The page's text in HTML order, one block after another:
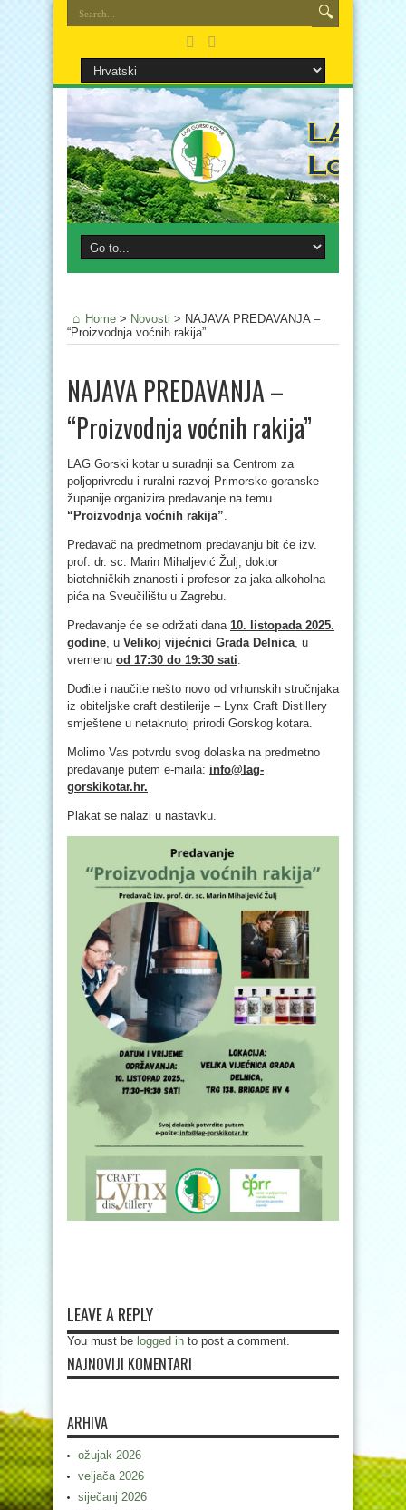
Home > Novosti > NAJAVA PREDAVANJA –
“Proizvodnja voćnih rakija”
NAJAVA PREDAVANJA –
“Proizvodnja voćnih rakija”
LAG Gorski kotar u suradnji sa Centrom za
poljoprivredu i ruralni razvoj Primorsko-goranske
županije organizira predavanje na temu
“Proizvodnja voćnih rakija”.
Predavač na predmetnom predavanju bit će izv.
prof. dr. sc. Marin Mihaljević Žulj, doktor
biotehničkih znanosti i profesor za jaka alkoholna
pića na Sveučilištu u Zagrebu.
Predavanje će se održati dana 10. listopada 2025.
godine, u Velikoj vijećnici Grada Delnica, u
vremenu od 17:30 do 19:30 sati.
Dođite i naučite nešto novo od vrhunskih stručnjaka
iz obiteljske craft destilerije – Lynx Craft Distillery
smještene u netaknutoj prirodi Gorskog kotara.
Molimo Vas potvrdu svog dolaska na predmetno
predavanje putem e-maila: info@lag-
gorskikotar.hr.
Plakat se nalazi u nastavku.
LEAVE A REPLY
You must be logged in to post a comment.
NAJNOVIJI KOMENTARI
ARHIVA
ožujak 2026
veljača 2026
siječanj 2026